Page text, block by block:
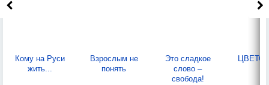
Кому на Руси
жить...
Взрослым не
понять
Это сладкое
слово –
свобода!